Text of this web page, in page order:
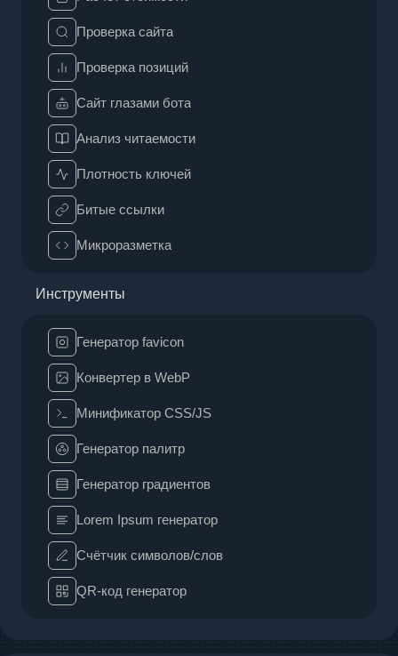
Проверка сайта
Проверка позиций
Сайт глазами бота
Анализ читаемости
Плотность ключей
Битые ссылки
Микроразметка
Инструменты
Генератор favicon
Конвертер в WebP
Минификатор CSS/JS
Генератор палитр
Генератор градиентов
Lorem Ipsum генератор
Счётчик символов/слов
QR-код генератор